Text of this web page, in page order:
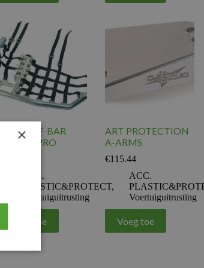
ART NERF-BAR
RACING PRO
ACC.
PLASTIC&PROTECT,
Voertuiguitrusting
Voeg toe
ART PROTECTION
A-ARMS
€115.44
ACC.
Voertuiguitrusting
Voeg toe
×